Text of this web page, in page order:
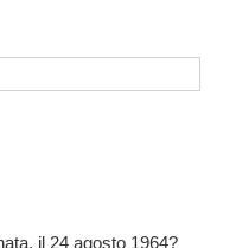
il 24 agosto 1964?